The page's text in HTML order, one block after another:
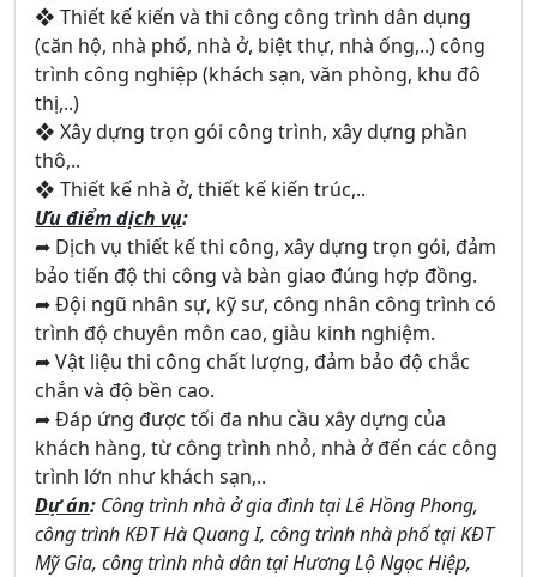
❖ Thiết kế kiến và thi công công trình dân dụng
(căn hộ, nhà phố, nhà ở, biệt thự, nhà ống,..) công
trình công nghiệp (khách sạn, văn phòng, khu đô
thị,..)
❖ Xây dựng trọn gói công trình, xây dựng phần
thô,..
❖ Thiết kế nhà ở, thiết kế kiến trúc,..
Ưu điểm dịch vụ:
➦ Dịch vụ thiết kế thi công, xây dựng trọn gói, đảm
bảo tiến độ thi công và bàn giao đúng hợp đồng.
➦ Đội ngũ nhân sự, kỹ sư, công nhân công trình có
trình độ chuyên môn cao, giàu kinh nghiệm.
➦ Vật liệu thi công chất lượng, đảm bảo độ chắc
chắn và độ bền cao.
➦ Đáp ứng được tối đa nhu cầu xây dựng của
khách hàng, từ công trình nhỏ, nhà ở đến các công
trình lớn như khách sạn,..
Dự án: Công trình nhà ở gia đình tại Lê Hồng Phong,
công trình KĐT Hà Quang I, công trình nhà phố tại KĐT
Mỹ Gia, công trình nhà dân tại Hương Lộ Ngọc Hiệp,